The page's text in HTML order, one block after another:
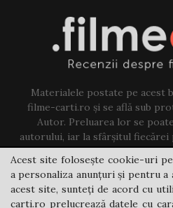
Materialele postate pe acest
filme-carti.ro și se află sub
Autor. Preluarea lor se
autorului, iar la sfârșitul
existe un link
Contact us:
Acest site folosește cookie-uri
a personaliza anunțuri și pentru
acest site, sunteți de acord cu
carti.ro prelucrează datele cu